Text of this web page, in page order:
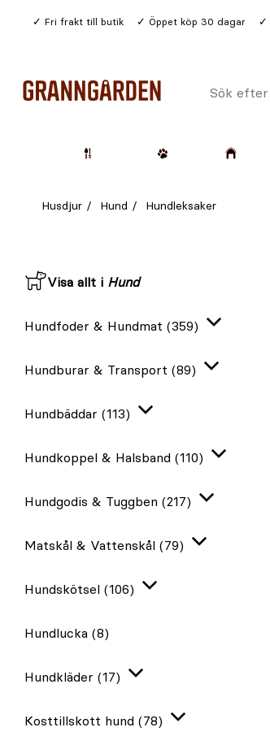
Fri frakt till butik Öppet köp 30 dagar
Sök
Husdjur Hund Hundleksaker
Visa allt i Hund
Hundfoder & Hundmat (359)
Hundburar & Transport (89)
Hundbäddar (113)
Hundkoppel & Halsband (110)
Hundgodis & Tuggben (217)
Matskål & Vattenskål (79)
Hundskötsel (106)
Hundlucka (8)
Hundkläder (17)
Kosttillskott hund (78)